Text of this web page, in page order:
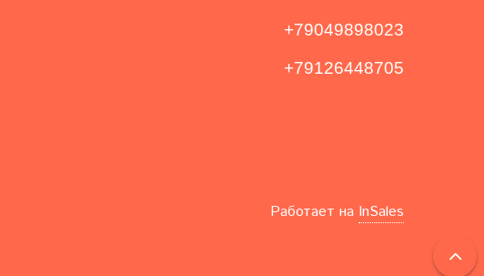
+79049898023
+79126448705
Работает на InSales